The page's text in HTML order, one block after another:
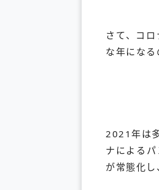
さて、コ
な年になる
2021年は
ナによる
が常態化